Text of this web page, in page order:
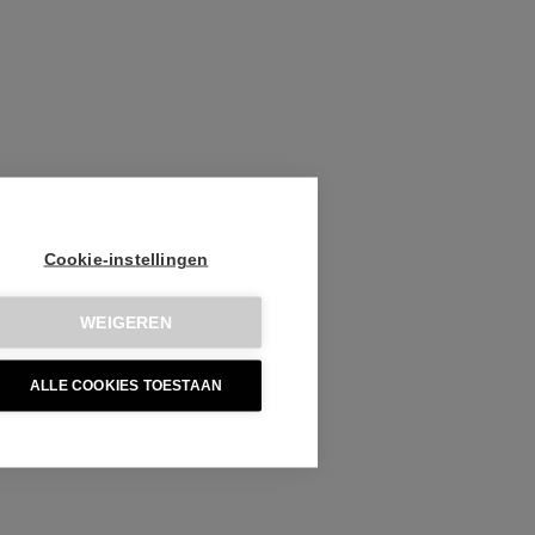
Cookie-instellingen
WEIGEREN
ALLE COOKIES TOESTAAN